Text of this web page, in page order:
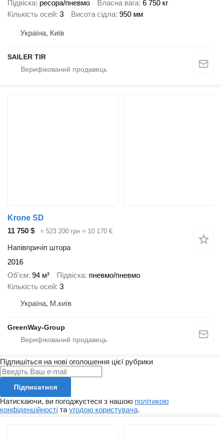
Підвіска ресора/пневмо Власна вага 6 750 кг
Кількість осей 3 Висота сідла 950 мм
Україна, Київ
SAILER TIR
Krone SD
11 750 $
≈ 523 200 грн ≈ 10 170 €
Напівпричіп штора
2016
Об'єм 94 м³ Підвіска пневмо/пневмо
Кількість осей 3
Україна, М.київ
GreenWay-Group
Підпишіться на нові оголошення цієї рубрики
Підписатися
Натискаючи, ви погоджуєтеся з нашою політикою
конфіденційності та угодою користувача.